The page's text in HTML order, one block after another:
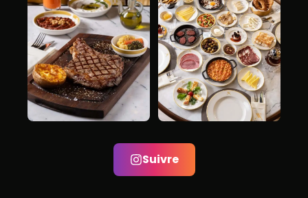
Suivre